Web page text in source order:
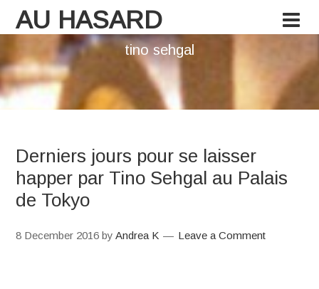
AU HASARD
tino sehgal
Derniers jours pour se laisser
happer par Tino Sehgal au Palais
de Tokyo
8 December 2016 byAndrea K Leave a Comment